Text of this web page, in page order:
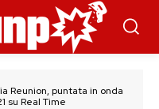
Reunion, puntata in onda
su Real Time